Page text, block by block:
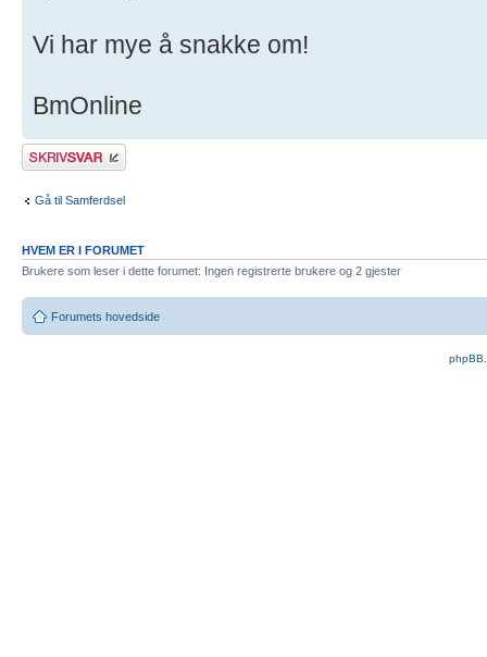
Vi har mye å snakke om!
BmOnline
Skriv et svar
Gå til Samferdsel
HVEM ER I FORUMET
Brukere som leser i dette forumet: Ingen registrerte brukere og 2 gjester
Forumets hovedside